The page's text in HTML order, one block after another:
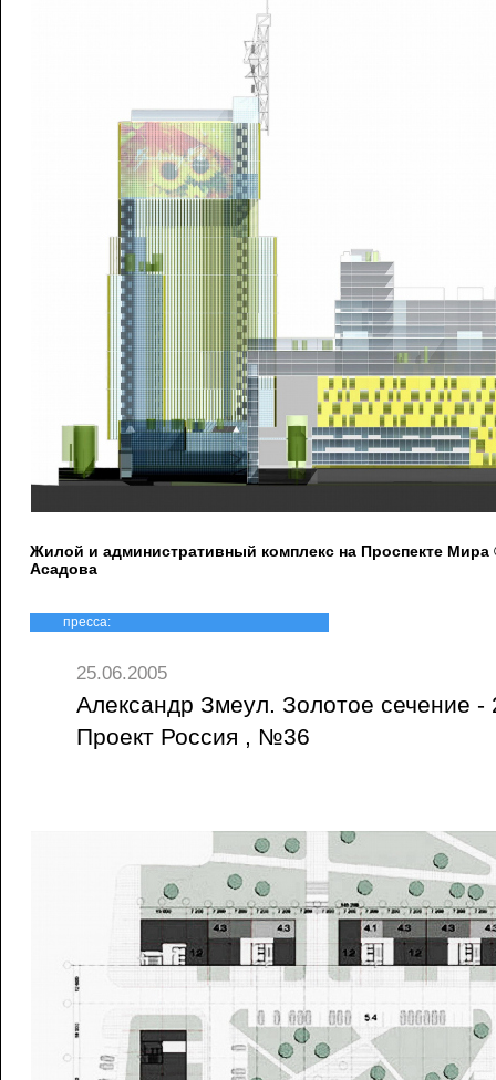
Жилой и административный комплекс на Проспекте Мира
Асадова
пресса:
25.06.2005
Александр Змеул. Золотое сечение
Проект Россия , №36